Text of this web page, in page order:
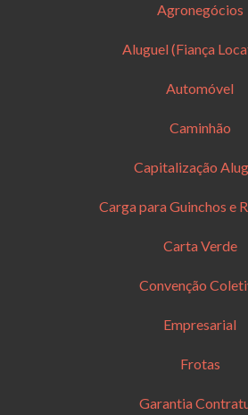
Agronegócios
Aluguel (Fiança
Automóvel
Caminhão
Capitalização
Carga para Guinchos e
Carta Verde
Convenção
Empresarial
Frotas
Garantia